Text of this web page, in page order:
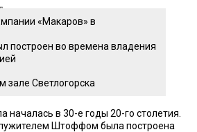
«Макаров» в
построен во времена владения
зале Светлогорска
началась в 30-е годы 20-го столетия.
Штоффом была построена